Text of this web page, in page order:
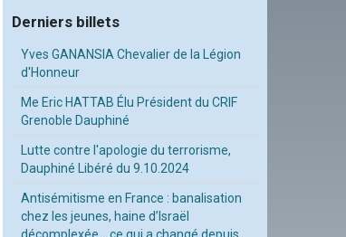
Derniers billets
Yves GANANSIA Chevalier de la Légion
d'Honneur
Me Eric HATTAB Élu Président du CRIF
Grenoble Dauphiné
Lutte contre l'apologie du terrorisme,
Dauphiné Libéré du 9.10.2024
Antisémitisme en France : banalisation
chez les jeunes, haine d’Israël
décomplexée… ce qui a changé depuis